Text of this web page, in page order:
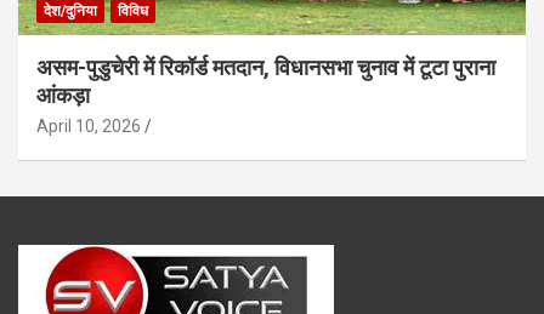
देश/दुनिया विविध
असम-पुडुचेरी में रिकॉर्ड मतदान, विधानसभा चुनाव में टूटा पुराना
आंकड़ा
April 10, 2026